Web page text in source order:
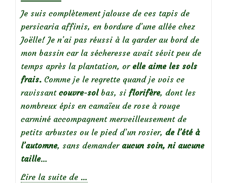
Je suis complètement jalouse de ces tapis de
persicaria affinis, en bordure d’une allée chez
Joëlle! Je n’ai pas réussi à la garder au bord de
mon bassin car la sécheresse avait sévit peu de
temps après la plantation, or elle aime les sols
frais. Comme je le regrette quand je vois ce
ravissant couvre-solbas, si florifère, dont les
nombreux épis en camaïeu de rose à rouge
carminé accompagnent merveilleusement de
petits arbustes ou le pied d’un rosier, de l’été à
l’automne, sans demander aucun soin, ni aucune
taille…
Lire la suite de à
…